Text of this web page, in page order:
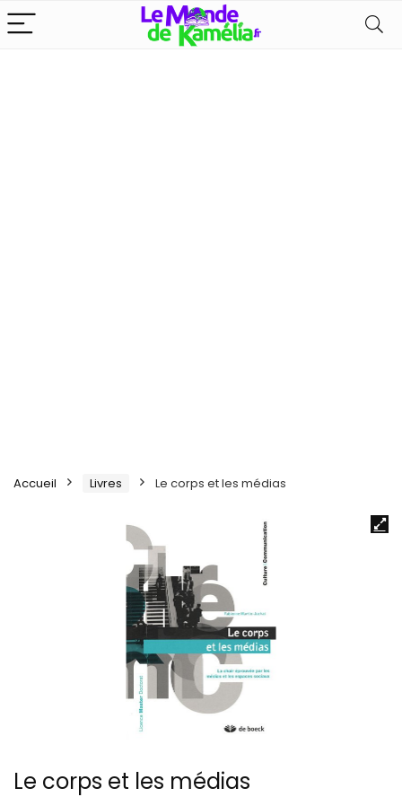
Accueil Livres Le corps et les médias
Le corps et les médias